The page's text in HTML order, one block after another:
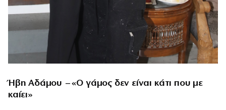
Ήβη Αδάμου – «Ο γάμος δεν είναι κάτι που με
καίει»